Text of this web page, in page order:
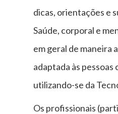
dicas, orientações e
Saúde, corporal e
em geral de maneira
adaptada às pessoas
utilizando-se da
Os profissionais